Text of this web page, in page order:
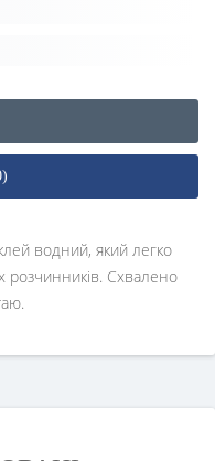
водний, який легко
розчинників. Схвалено